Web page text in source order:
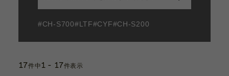
お問い合わせ鉗子
#CH-S700#LTF#CYF#CH-S200
17件中1 - 17件表示